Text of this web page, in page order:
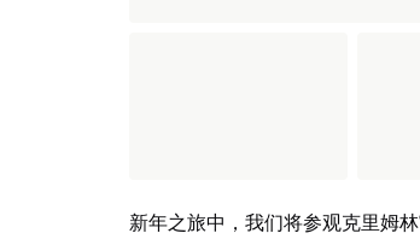
新年之旅中，我们将参观克里姆